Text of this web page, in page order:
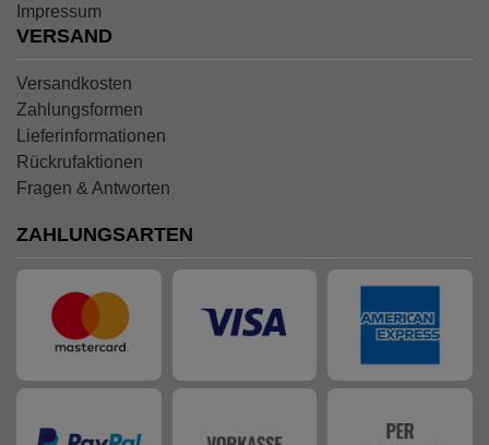
Impressum
VERSAND
Versandkosten
Zahlungsformen
Lieferinformationen
Rückrufaktionen
Fragen & Antworten
ZAHLUNGSARTEN